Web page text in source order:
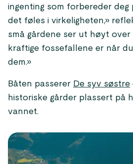
ingenting som forbereder deg
det føles i virkeligheten,»
små gårdene ser ut høyt
kraftige fossefallene er når
dem.»
Båten passerer De syv søstre
historiske gårder plassert på
vannet.